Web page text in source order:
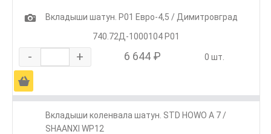
1
Вкладыши шатун. Р01 Евро-4,5 / Димитровград
740.72Д-1000104 Р01
- + 6 644 ₽ 0 шт.
Ä
Вкладыши коленвала шатун. STD HOWO A 7 /
SHAANXI WP12